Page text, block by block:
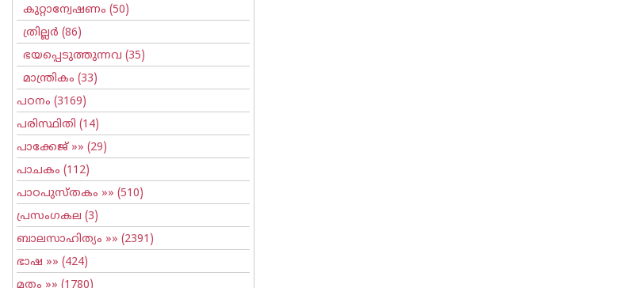
കുറ്റാന്വേഷണം (50)
ത്രില്ലര്‍ (86)
ഭയപ്പെടുത്തുന്നവ (35)
മാന്ത്രികം (33)
പഠനം (3169)
പരിസ്ഥിതി (14)
പാക്കേജ് »» (29)
പാചകം (112)
പാഠപുസ്തകം »» (510)
പ്രസംഗകല (3)
ബാലസാഹിത്യം »» (2391)
ഭാഷ »» (424)
മതം »» (1780)